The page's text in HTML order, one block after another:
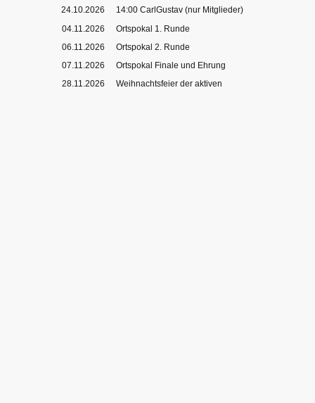
24.10.2026
04.11.2026
06.11.2026
07.11.2026
28.11.2026
14:00 CarlGustav (nur Mitglieder)
Ortspokal 1. Runde
Ortspokal 2. Runde
Ortspokal Finale und Ehrung
Weihnachtsfeier der aktiven